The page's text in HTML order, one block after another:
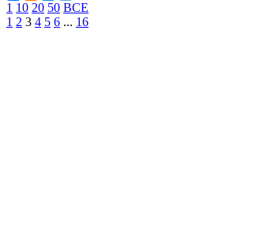
1 10 20 50 ВСЕ
1 2 3 4 5 6 ... 16